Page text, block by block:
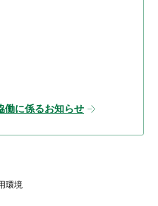
働に係るお知らせ
環境